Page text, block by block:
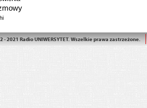
- 2021 Radio UNIWERSYTET. Wszelkie prawa zastrzeżone.